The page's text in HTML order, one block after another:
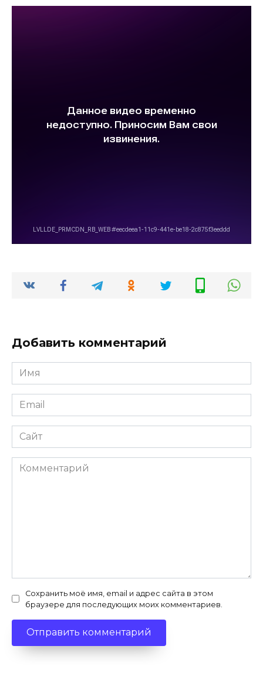
Добавить комментарий
Имя
*
Email
*
Сайт
Комментарий
Сохранить моё имя, email и адрес сайта в этом
браузере для последующих моих комментариев.